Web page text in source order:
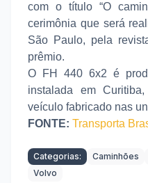
com o título “O
cerimônia que será
São Paulo, pela
prêmio.
O FH 440 6x2 é
instalada em
veículo fabricado nas
FONTE: Transporta
Categorias: Caminhões
Volvo